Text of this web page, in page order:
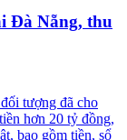
Đà Nẵng, thu
tượng đã cho
hơn 20 tỷ đồng,
bao gồm tiền, sổ